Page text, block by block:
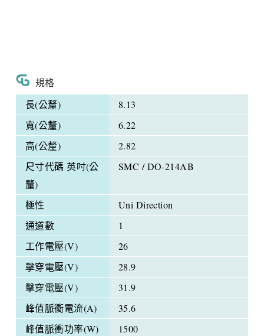
規格
長(公釐)
8.13
寬(公釐)
6.22
高(公釐)
2.82
尺寸代碼 英吋(公
釐)
SMC / DO-214AB
極性
Uni Direction
通道數
1
工作電壓(V)
26
擊穿電壓(V)
28.9
擊穿電壓(V)
31.9
峰值脈衝電流(A)
35.6
峰值脈衝功率(W)
1500